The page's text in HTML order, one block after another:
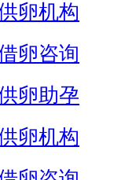
卵机构
卵咨询
卵助孕
卵机构